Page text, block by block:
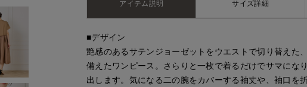
アイテム説明 サイズ詳細
■デザイン
艶感のあるサテンジョーゼットをウエストで切り替えた
備えたワンピース。さらりと一枚で着るだけでサマにな
出します。気になる二の腕をカバーする袖丈や、袖口を